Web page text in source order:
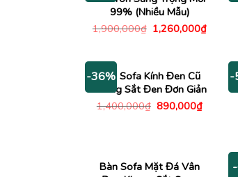
99% (Nhiều Mẫu)
1,900,000₫ Giá
gốc
1,260,000₫Giá
-36%
Bàn Sofa Kính Đen Cũ
Khung Sắt Đen Đơn Giản
1,400,000₫ Giá
890,000₫Giá
-
Bàn Sofa Mặt Đá Vân